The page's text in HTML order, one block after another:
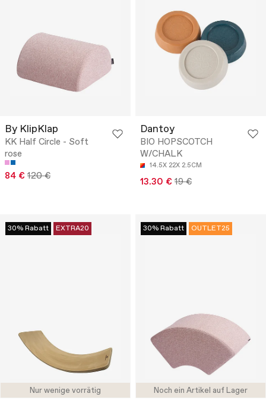
By KlipKlap
KK Half Circle - Soft
rose
84 € 120 €
Dantoy
BIO HOPSCOTCH
W/CHALK
14.5X 22X 2.5CM
13.30 € 19 €
Nur wenige vorrätig
30% Rabatt EXTRA20
Noch ein Artikel auf Lager
30% Rabatt OUTLET25